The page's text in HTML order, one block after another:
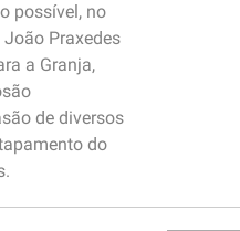
possível, no
Praxedes
a Granja,
de diversos
do